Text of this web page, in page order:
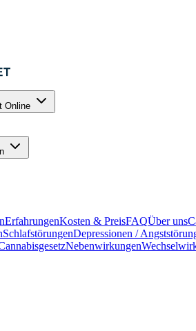
Online
ErfahrungenKosten & PreisFAQÜber uns
SchlafstörungenDepressionen /
Nebenwirkungen